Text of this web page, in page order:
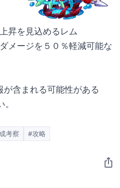
昇を見込めるレム
メージを５０％軽減可能な
含まれる可能性がある
考察 #攻略